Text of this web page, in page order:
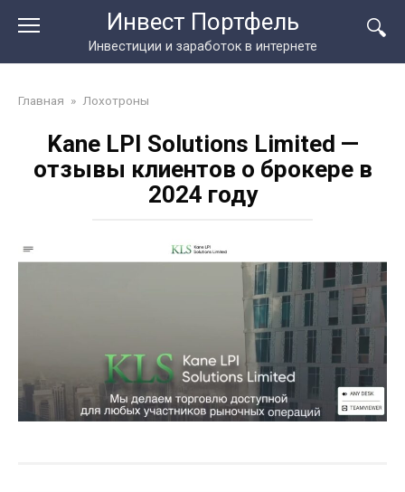
Инвест Портфель
Инвестиции и заработок в интернете
Главная » Лохотроны
Kane LPI Solutions Limited —
отзывы клиентов о брокере в
2024 году